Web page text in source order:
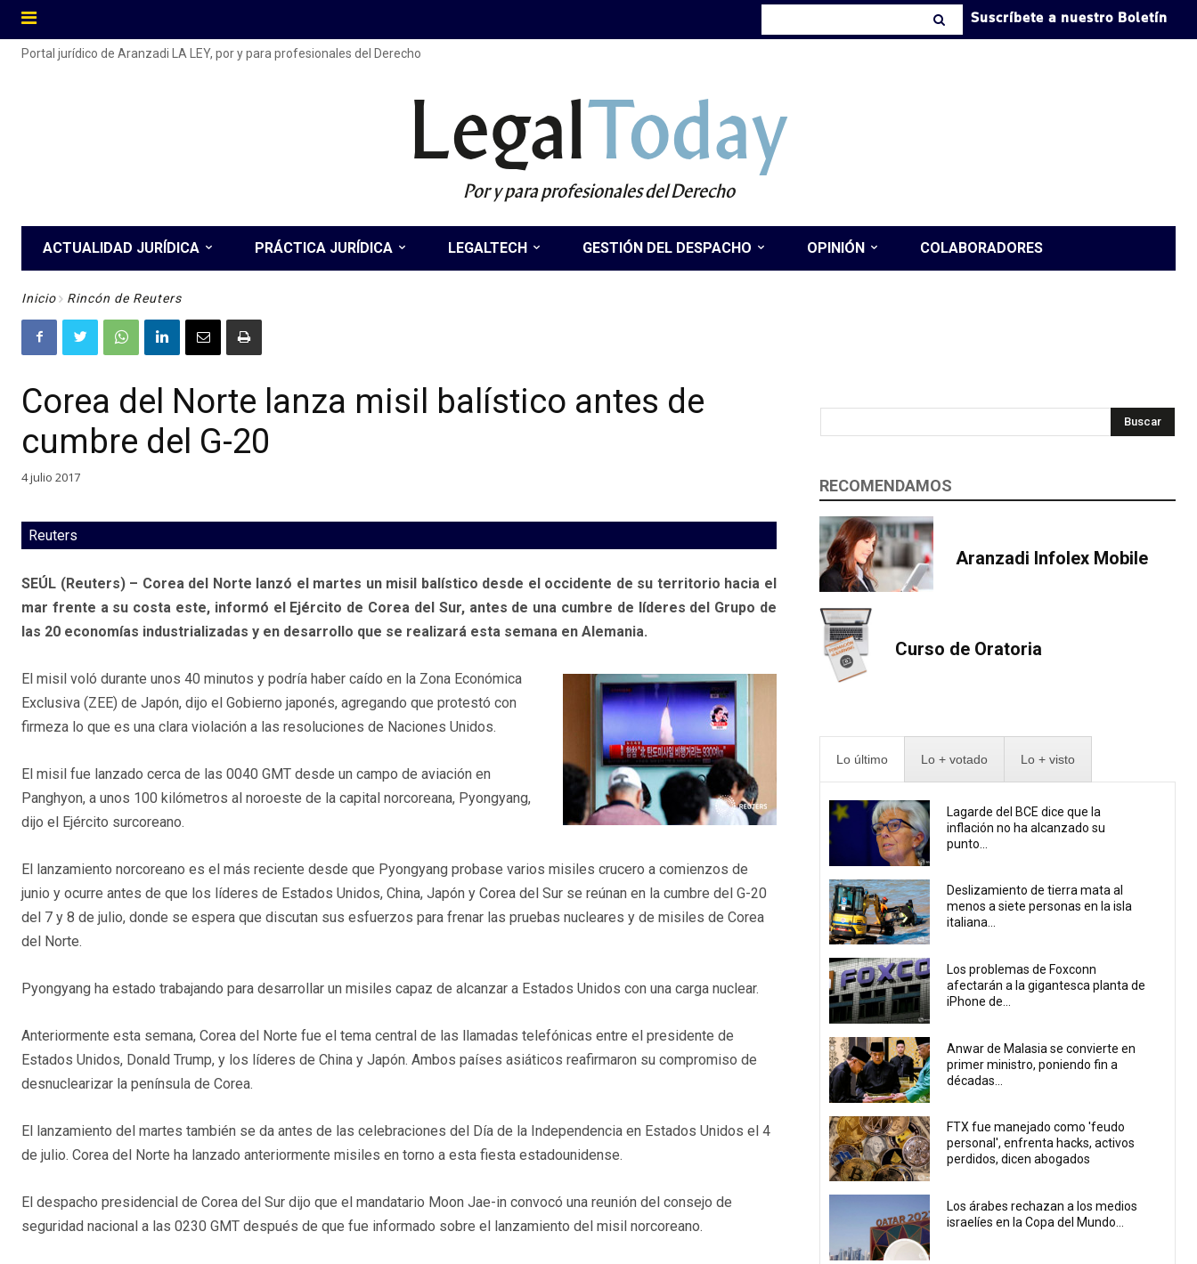
Suscríbete a nuestro Boletín
Portal jurídico de Aranzadi LA LEY, por y para profesionales del Derecho
LegalToday
Por y para profesionales del Derecho
ACTUALIDAD JURÍDICA PRÁCTICA JURÍDICA LEGALTECH GESTIÓN DEL DESPACHO OPINIÓN COLABORADORES
Inicio Rincón de Reuters
Corea del Norte lanza misil balístico antes de
cumbre del G-20
4 julio 2017
Reuters
SEÚL (Reuters) – Corea del Norte lanzó el martes un misil balístico desde el occidente de su territorio hacia el
mar frente a su costa este, informó el Ejército de Corea del Sur, antes de una cumbre de líderes del Grupo de
las 20 economías industrializadas y en desarrollo que se realizará esta semana en Alemania.
El misil voló durante unos 40 minutos y podría haber caído en la Zona Económica
Exclusiva (ZEE) de Japón, dijo el Gobierno japonés, agregando que protestó con
firmeza lo que es una clara violación a las resoluciones de Naciones Unidos.
El misil fue lanzado cerca de las 0040 GMT desde un campo de aviación en
Panghyon, a unos 100 kilómetros al noroeste de la capital norcoreana, Pyongyang,
dijo el Ejército surcoreano.
El lanzamiento norcoreano es el más reciente desde que Pyongyang probase varios misiles crucero a comienzos de
junio y ocurre antes de que los líderes de Estados Unidos, China, Japón y Corea del Sur se reúnan en la cumbre del G-20
del 7 y 8 de julio, donde se espera que discutan sus esfuerzos para frenar las pruebas nucleares y de misiles de Corea
del Norte.
Pyongyang ha estado trabajando para desarrollar un misiles capaz de alcanzar a Estados Unidos con una carga nuclear.
Anteriormente esta semana, Corea del Norte fue el tema central de las llamadas telefónicas entre el presidente de
Estados Unidos, Donald Trump, y los líderes de China y Japón. Ambos países asiáticos reafirmaron su compromiso de
desnuclearizar la península de Corea.
El lanzamiento del martes también se da antes de las celebraciones del Día de la Independencia en Estados Unidos el 4
de julio. Corea del Norte ha lanzado anteriormente misiles en torno a esta fiesta estadounidense.
El despacho presidencial de Corea del Sur dijo que el mandatario Moon Jae-in convocó una reunión del consejo de
seguridad nacional a las 0230 GMT después de que fue informado sobre el lanzamiento del misil norcoreano.
Buscar
RECOMENDAMOS
Aranzadi Infolex Mobile
Curso de Oratoria
Lo último Lo + votado Lo + visto
Lagarde del BCE dice que la
inflación no ha alcanzado su
punto...
Deslizamiento de tierra mata al
menos a siete personas en la isla
italiana...
Los problemas de Foxconn
afectarán a la gigantesca planta de
iPhone de...
Anwar de Malasia se convierte en
primer ministro, poniendo fin a
décadas...
FTX fue manejado como 'feudo
personal', enfrenta hacks, activos
perdidos, dicen abogados
Los árabes rechazan a los medios
israelíes en la Copa del Mundo...